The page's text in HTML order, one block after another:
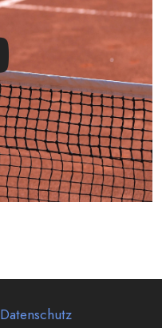
Datenschutz